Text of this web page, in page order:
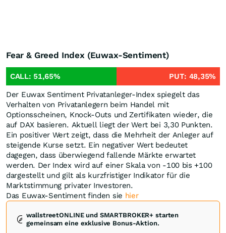
Fear & Greed Index (Euwax-Sentiment)
CALL: 51,65% PUT: 48,35%
Der Euwax Sentiment Privatanleger-Index spiegelt das
Verhalten von Privatanlegern beim Handel mit
Optionsscheinen, Knock-Outs und Zertifikaten wieder, die
auf DAX basieren. Aktuell liegt der Wert bei 3,30 Punkten.
Ein positiver Wert zeigt, dass die Mehrheit der Anleger auf
steigende Kurse setzt. Ein negativer Wert bedeutet
dagegen, dass überwiegend fallende Märkte erwartet
werden. Der Index wird auf einer Skala von -100 bis +100
dargestellt und gilt als kurzfristiger Indikator für die
Marktstimmung privater Investoren.
Das Euwax-Sentiment finden sie hier
wallstreetONLINE und SMARTBROKER+ starten
gemeinsam eine exklusive Bonus-Aktion.